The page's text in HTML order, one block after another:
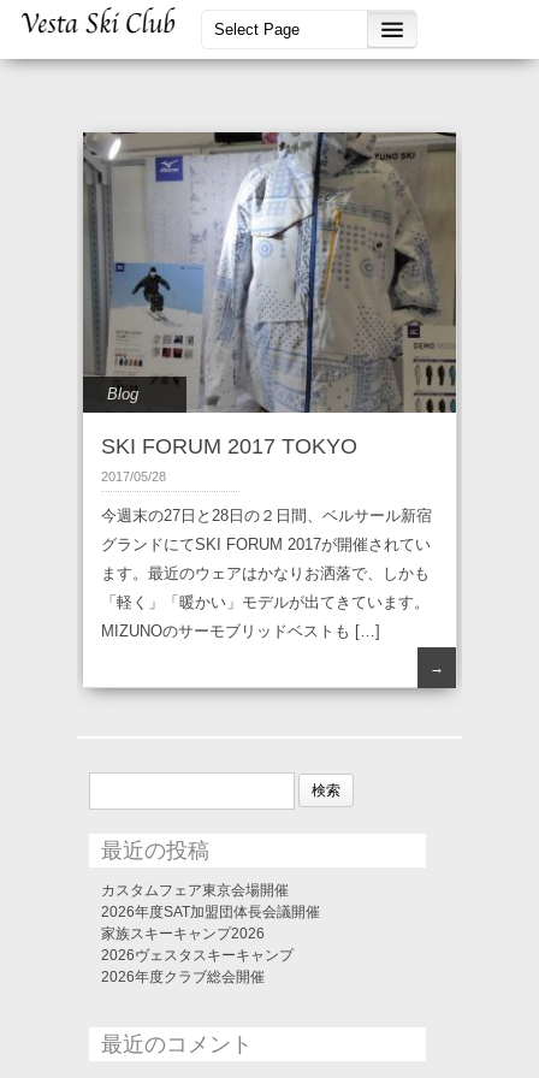
Blog
SKI FORUM 2017 TOKYO
2017/05/28
今週末の27日と28日の２日間、ベルサール新宿
グランドにてSKI FORUM 2017が開催されてい
ます。最近のウェアはかなりお洒落で、しかも
「軽く」「暖かい」モデルが出てきています。
MIZUNOのサーモブリッドベストも […]
→
検
最近の投稿
カスタムフェア東京会場開催
2026年度SAT加盟団体長会議開催
家族スキーキャンプ2026
2026ヴェスタスキーキャンプ
2026年度クラブ総会開催
最近のコメント